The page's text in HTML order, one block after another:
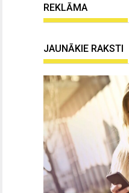
REKLĀMA
JAUNĀKIE RAKSTI